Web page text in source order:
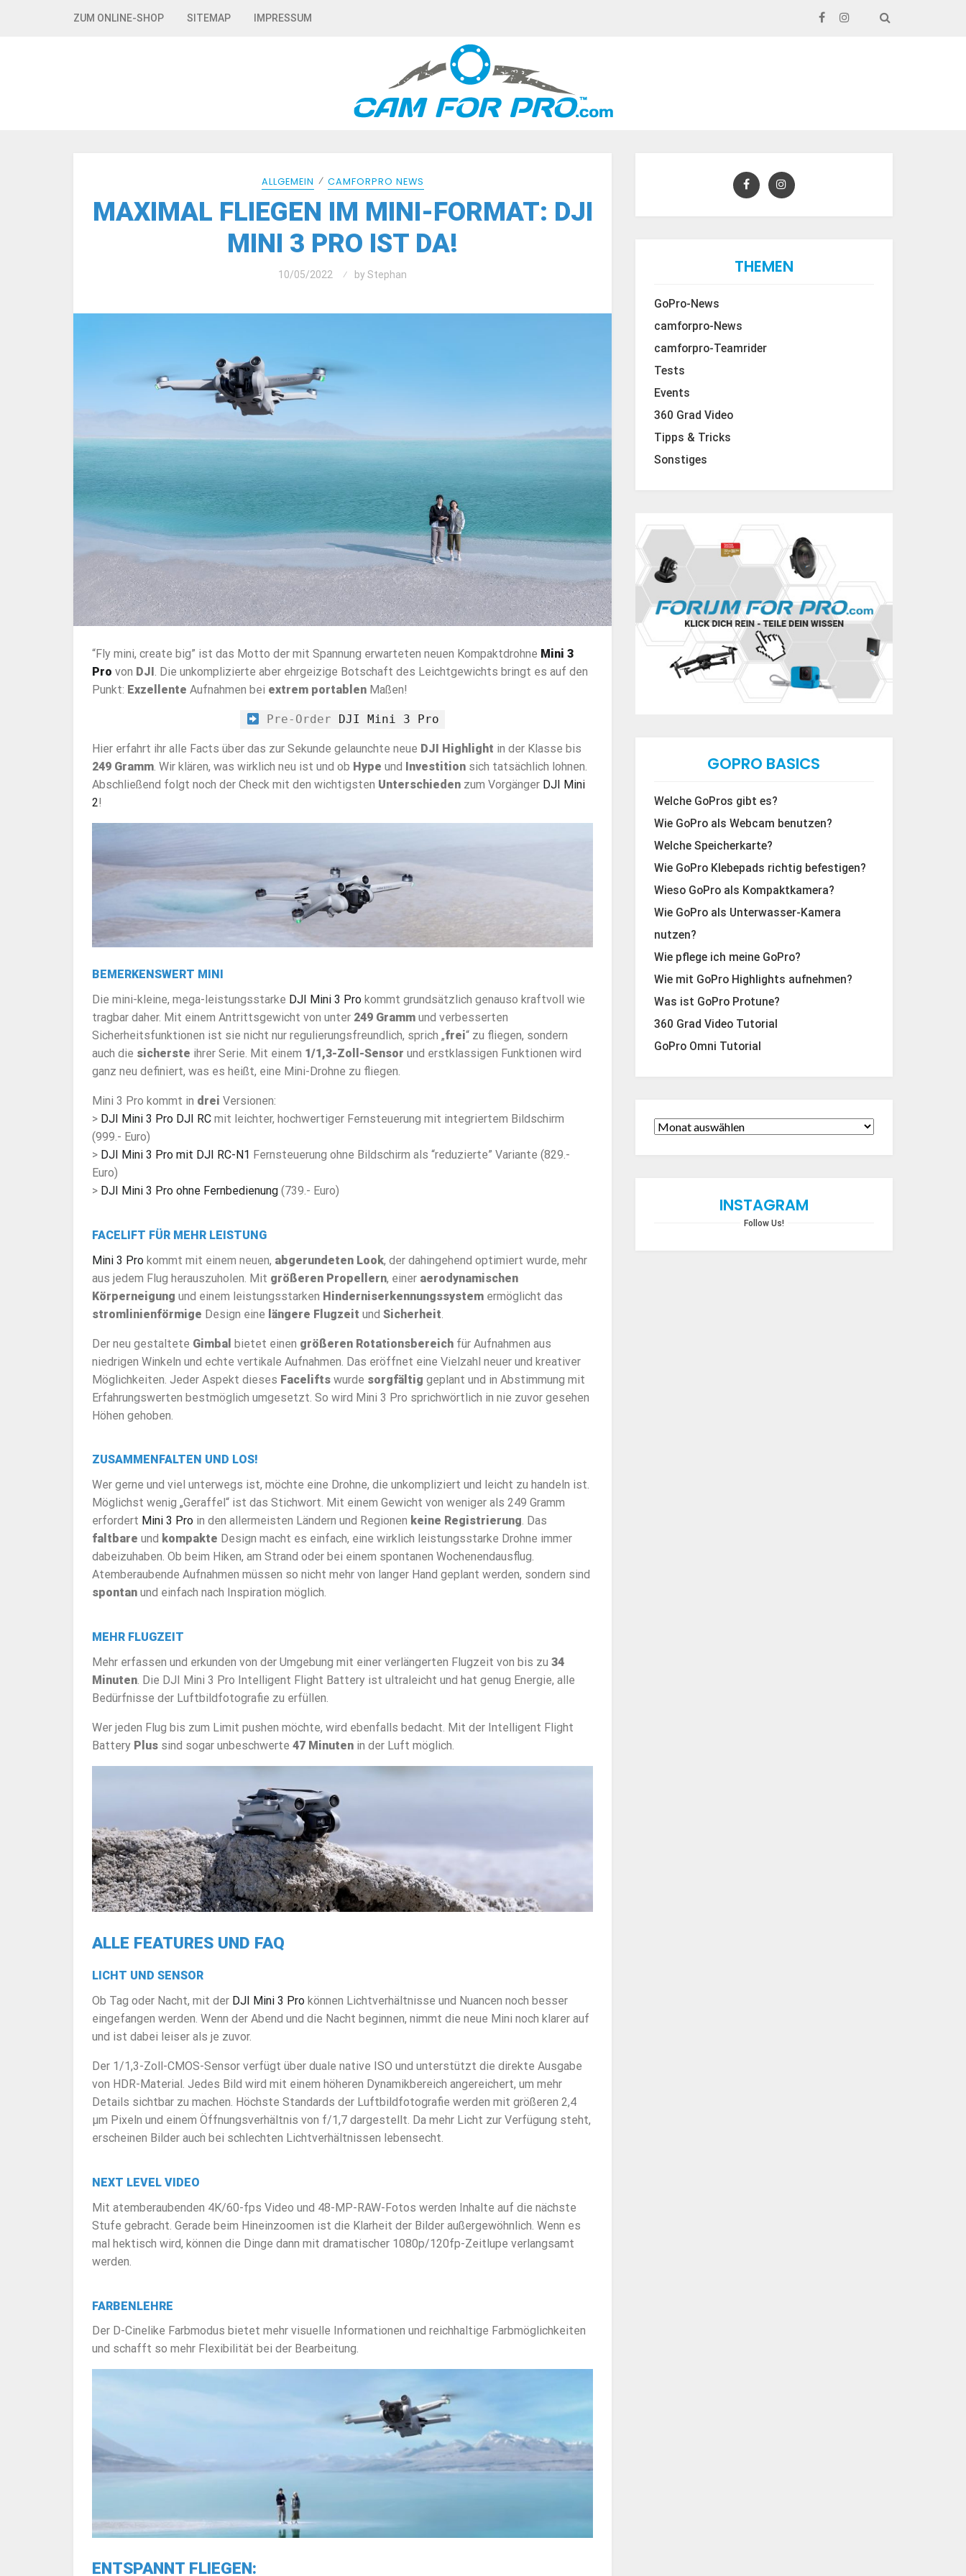
ZUM ONLINE-SHOP SITEMAP IMPRESSUM SEARCH
ALLGEMEIN ⁄ CAMFORPRO NEWS
MAXIMAL FLIEGEN IM MINI-FORMAT: DJI
MINI 3 PRO IST DA!
10/05/2022 byStephan
“Fly mini, create big” ist das Motto der mit Spannung erwarteten neuen Kompaktdrohne Mini 3
Pro von DJI . Die unkomplizierte aber ehrgeizige Botschaft des Leichtgewichts bringt es auf den
Punkt: Exzellente Aufnahmen bei extrem portablen Maßen!
Pre-Order DJI Mini 3 Pro
Hier erfahrt ihr alle Facts über das zur Sekunde gelaunchte neue DJI Highlight in der Klasse bis
249 Gramm. Wir klären, was wirklich neu ist und ob Hype und Investitionsich tatsächlich lohnen.
Abschließend folgt noch der Check mit den wichtigsten Unterschiedenzum Vorgänger DJI Mini
2!
BEMERKENSWERT MINI
Die mini-kleine, mega-leistungsstarke DJI Mini 3 Prokommt grundsätzlich genauso kraftvoll wie
tragbar daher. Mit einem Antrittsgewicht von unter 249 Grammund verbesserten
Sicherheitsfunktionen ist sie nicht nur regulierungsfreundlich, sprich „frei“ zu fliegen, sondern
auch die sicherste ihrer Serie. Mit einem 1/1,3-Zoll-Sensor und erstklassigen Funktionen wird
ganz neu definiert, was es heißt, eine Mini-Drohne zu fliegen.
Mini 3 Pro kommt in drei Versionen:
> DJI Mini 3 Pro DJI RCmit leichter, hochwertiger Fernsteuerung mit integriertem Bildschirm
(999.- Euro)
> DJI Mini 3 Pro mit DJI RC-N1 Fernsteuerung ohne Bildschirm als “reduzierte” Variante (829.-
Euro)
> DJI Mini 3 Pro ohne Fernbedienung(739.- Euro)
FACELIFT FÜR MEHR LEISTUNG
Mini 3 Prokommt mit einem neuen, abgerundeten Look, der dahingehend optimiert wurde, mehr
aus jedem Flug herauszuholen. Mit größeren Propellern, einer aerodynamischen
Körperneigung und einem leistungsstarken Hinderniserkennungssystemermöglicht das
stromlinienförmige Design eine längere Flugzeit und Sicherheit
Der neu gestaltete Gimbal bietet einen größeren Rotationsbereichfür Aufnahmen aus
niedrigen Winkeln und echte vertikale Aufnahmen. Das eröffnet eine Vielzahl neuer und kreativer
Möglichkeiten. Jeder Aspekt dieses Faceliftswurde sorgfältig geplant und in Abstimmung mit
Erfahrungswerten bestmöglich umgesetzt. So wird Mini 3 Pro sprichwörtlich in nie zuvor gesehen
Höhen gehoben.
ZUSAMMENFALTEN UND LOS!
Wer gerne und viel unterwegs ist, möchte eine Drohne, die unkompliziert und leicht zu handeln ist.
Möglichst wenig „Geraffel“ ist das Stichwort. Mit einem Gewicht von weniger als 249 Gramm
erfordert Mini 3 Proin den allermeisten Ländern und Regionen keine Registrierung. Das
faltbare und kompakte Design macht es einfach, eine wirklich leistungsstarke Drohne immer
dabeizuhaben. Ob beim Hiken, am Strand oder bei einem spontanen Wochenendausflug.
Atemberaubende Aufnahmen müssen so nicht mehr von langer Hand geplant werden, sondern sind
spontanund einfach nach Inspiration möglich.
MEHR FLUGZEIT
Mehr erfassen und erkunden von der Umgebung mit einer verlängerten Flugzeit von bis zu 34
Minuten. Die DJI Mini 3 Pro Intelligent Flight Battery ist ultraleicht und hat genug Energie, alle
Bedürfnisse der Luftbildfotografie zu erfüllen.
Wer jeden Flug bis zum Limit pushen möchte, wird ebenfalls bedacht. Mit der Intelligent Flight
Battery Plussind sogar unbeschwerte 47 Minutenin der Luft möglich.
ALLE FEATURES UND FAQ
LICHT UND SENSOR
Ob Tag oder Nacht, mit der DJI Mini 3 Prokönnen Lichtverhältnisse und Nuancen noch besser
eingefangen werden. Wenn der Abend und die Nacht beginnen, nimmt die neue Mini noch klarer auf
und ist dabei leiser als je zuvor.
Der 1/1,3-Zoll-CMOS-Sensor verfügt über duale native ISO und unterstützt die direkte Ausgabe
von HDR-Material. Jedes Bild wird mit einem höheren Dynamikbereich angereichert, um mehr
Details sichtbar zu machen. Höchste Standards der Luftbildfotografie werden mit größeren 2,4
μm Pixeln und einem Öffnungsverhältnis von f/1,7 dargestellt. Da mehr Licht zur Verfügung steht,
erscheinen Bilder auch bei schlechten Lichtverhältnissen lebensecht.
NEXT LEVEL VIDEO
Mit atemberaubenden 4K/60-fps Video und 48-MP-RAW-Fotos werden Inhalte auf die nächste
Stufe gebracht. Gerade beim Hineinzoomen ist die Klarheit der Bilder außergewöhnlich. Wenn es
mal hektisch wird, können die Dinge dann mit dramatischer 1080p/120fp-Zeitlupe verlangsamt
werden.
FARBENLEHRE
Der D-Cinelike Farbmodus bietet mehr visuelle Informationen und reichhaltige Farbmöglichkeiten
und schafft so mehr Flexibilität bei der Bearbeitung.
ENTSPANNT FLIEGEN:
THEMEN
GoPro-News
camforpro-News
camforpro-Teamrider
Tests
Events
360 Grad Video
Tipps & Tricks
Sonstiges
GOPRO BASICS
Welche GoPros gibt es?
Wie GoPro als Webcam benutzen?
Welche Speicherkarte?
Wie GoPro Klebepads richtig befestigen?
Wieso GoPro als Kompaktkamera?
Wie GoPro als Unterwasser-Kamera
nutzen?
Wie pflege ich meine GoPro?
Wie mit GoPro Highlights aufnehmen?
Was ist GoPro Protune?
360 Grad Video Tutorial
GoPro Omni Tutorial
INSTAGRAM
Follow Us!